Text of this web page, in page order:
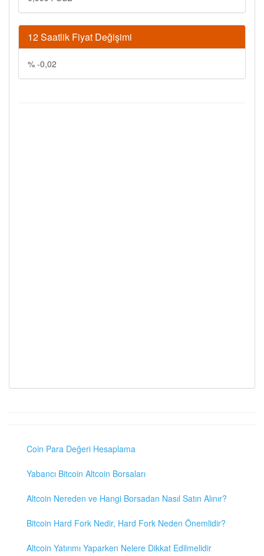
12 Saatlik Fiyat Değişimi
% -0,02
Coin Para Değeri Hesaplama
Yabancı Bitcoin Altcoin Borsaları
Altcoin Nereden ve Hangi Borsadan Nasıl Satın Alınır?
Bitcoin Hard Fork Nedir, Hard Fork Neden Önemlidir?
Altcoin Yatırımı Yaparken Nelere Dikkat Edilmelidir